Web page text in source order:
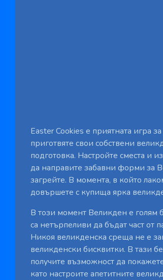
Easter Cookies е приятната игра
приготвяте свои собствени
подготовка. Настройте сместа и
да направите забавни форми за
загрейте. В момента, в който
довършете с купища ярка
В този момент Великден е голям
са нетърпеливи да бъдат част от
Никоя великденска среща не е
великденски бисквитки. В тази
получите възможност да
като настроите апетитните